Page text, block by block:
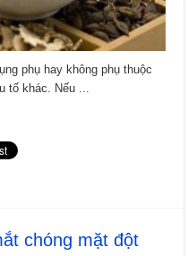
phụ hay không phụ thuộc
tố khác. Nếu ...
chóng mặt đột